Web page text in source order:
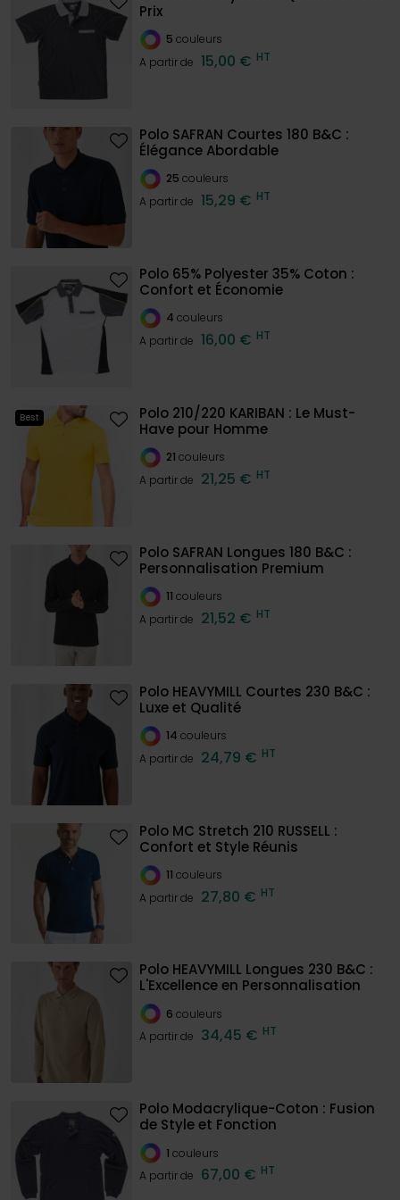
Prix
5 couleurs
A partir de 15,00 € HT
Polo SAFRAN Courtes 180 B&C :
Élégance Abordable
25 couleurs
A partir de 15,29 € HT
Polo 65% Polyester 35% Coton :
Confort et Économie
4 couleurs
A partir de 16,00 € HT
Best
Polo 210/220 KARIBAN : Le Must-
Have pour Homme
21 couleurs
A partir de 21,25 € HT
Polo SAFRAN Longues 180 B&C :
Personnalisation Premium
11 couleurs
A partir de 21,52 € HT
Polo HEAVYMILL Courtes 230 B&C :
Luxe et Qualité
14 couleurs
A partir de 24,79 € HT
Polo MC Stretch 210 RUSSELL :
Confort et Style Réunis
11 couleurs
A partir de 27,80 € HT
Polo HEAVYMILL Longues 230 B&C :
L'Excellence en Personnalisation
6 couleurs
A partir de 34,45 € HT
Polo Modacrylique-Coton : Fusion
de Style et Fonction
1 couleurs
A partir de 67,00 € HT